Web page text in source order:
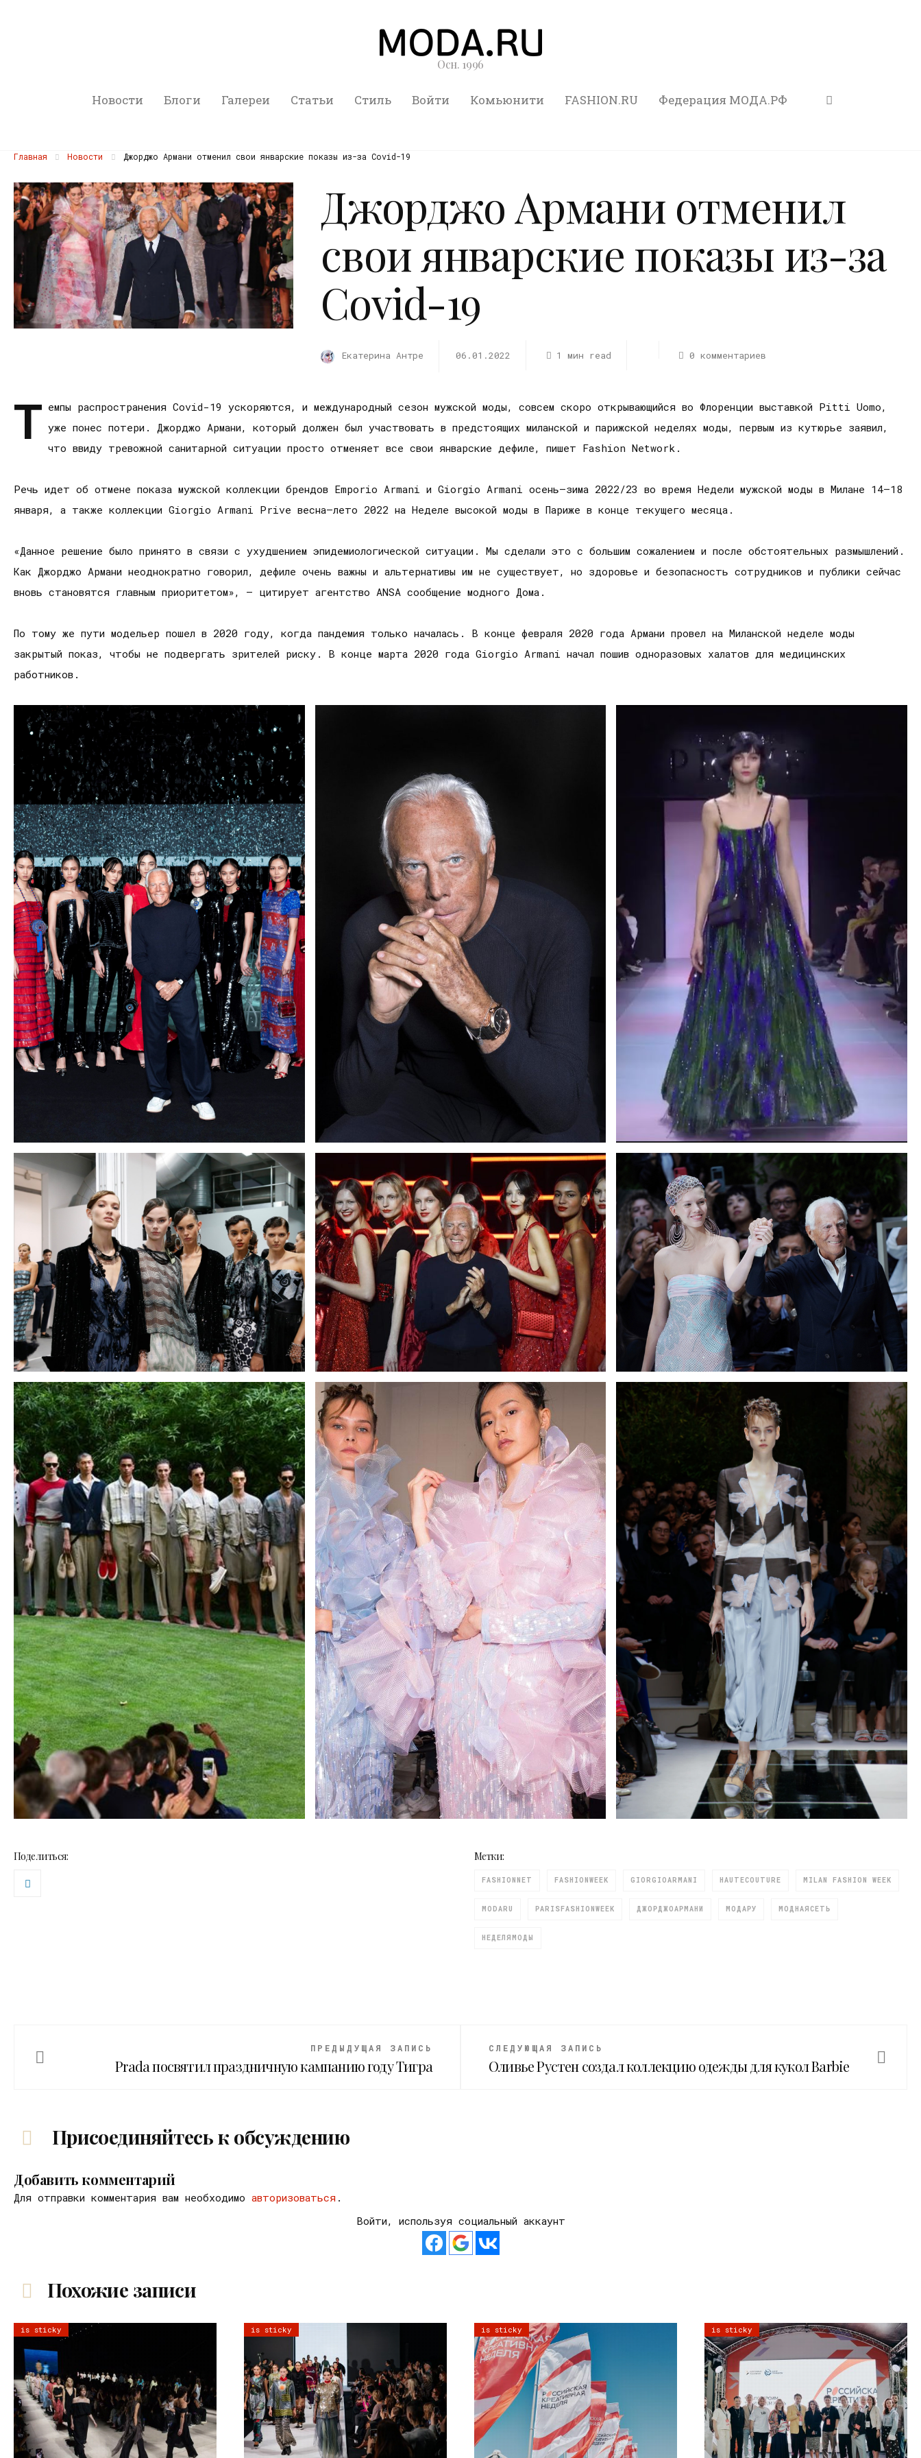
Осн. 1996
Новости Блоги Галереи Статьи Стиль Войти Комьюнити FASHION.RU Федерация МОДА.РФ
Главная Новости Джорджо Армани отменил свои январские показы из-за Covid-19
Джорджо Армани отменил
свои январские показы из-за
Covid-19
Екатерина Антре 06.01.2022 1 мин read 0 комментариев
Т емпы распространения Covid-19 ускоряются, и международный сезон мужской моды, совсем скоро открывающийся во Флоренции выставкой Pitti Uomo,
уже понес потери. Джорджо Армани, который должен был участвовать в предстоящих миланской и парижской неделях моды, первым из кутюрье заявил,
что ввиду тревожной санитарной ситуации просто отменяет все свои январские дефиле, пишет Fashion Network.
Речь идет об отмене показа мужской коллекции брендов Emporio Armani и Giorgio Armani осень–зима 2022/23 во время Недели мужской моды в Милане 14–18
января, а также коллекции Giorgio Armani Prive весна–лето 2022 на Неделе высокой моды в Париже в конце текущего месяца.
«Данное решение было принято в связи с ухудшением эпидемиологической ситуации. Мы сделали это с большим сожалением и после обстоятельных размышлений.
Как Джорджо Армани неоднократно говорил, дефиле очень важны и альтернативы им не существует, но здоровье и безопасность сотрудников и публики сейчас
вновь становятся главным приоритетом», – цитирует агентство ANSA сообщение модного Дома.
По тому же пути модельер пошел в 2020 году, когда пандемия только началась. В конце февраля 2020 года Армани провел на Миланской неделе моды
закрытый показ, чтобы не подвергать зрителей риску. В конце марта 2020 года Giorgio Armani начал пошив одноразовых халатов для медицинских
работников.
Поделиться: Метки:
FASHIONNET FASHIONWEEK GIORGIOARMANI HAUTECOUTURE MILAN FASHION WEEK
MODARU PARISFASHIONWEEK ДЖОРДЖОАРМАНИ МОДАРУ МОДНАЯСЕТЬ
НЕДЕЛЯМОДЫ
ПРЕДЫДУЩАЯ ЗАПИСЬ
Prada посвятил праздничную кампанию году Тигра
СЛЕДУЮЩАЯ ЗАПИСЬ
Оливье Рустен создал коллекцию одежды для кукол Barbie
Присоединяйтесь к обсуждению
Добавить комментарий
Для отправки комментария вам необходимо авторизоваться .
Войти, используя социальный аккаунт
Похожие записи
is sticky is sticky is sticky is sticky